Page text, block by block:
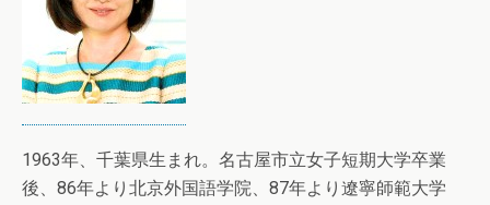
1963年、千葉県生まれ。名古屋市立女子短期大学卒業
後、86年より北京外国語学院、87年より遼寧師範大学